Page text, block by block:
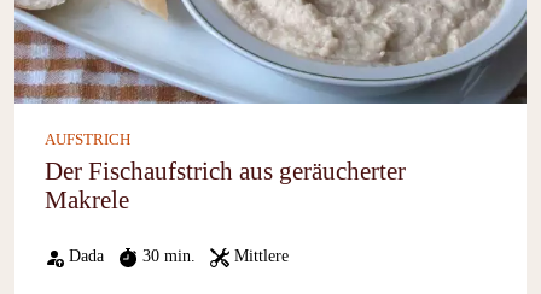
AUFSTRICH
Der Fischaufstrich aus geräucherter
Makrele
Dada 30 min. Mittlere